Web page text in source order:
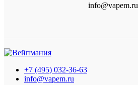
info@vapem.ru
+7 (495) 032-36-63
info@vapem.ru